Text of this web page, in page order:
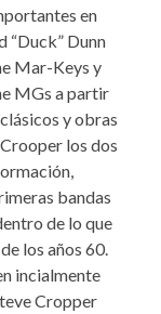
en
“Duck” Dunn
Mar-Keys y
MGs a partir
y obras
los dos
bandas
de lo que
los años 60.
incialmente
Cropper